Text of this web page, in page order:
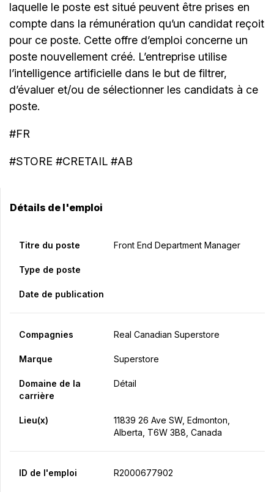
laquelle le poste est situé peuvent être prises en
compte dans la rémunération qu’un candidat reçoit
pour ce poste. Cette offre d’emploi concerne un
poste nouvellement créé. L’entreprise utilise
l’intelligence artificielle dans le but de filtrer,
d’évaluer et/ou de sélectionner les candidats à ce
poste.
#FR
#STORE #CRETAIL #AB
Détails de l'emploi
Titre du poste Front End Department Manager
Type de poste
Date de publication
Compagnies Real Canadian Superstore
Marque Superstore
Domaine de la
carrière
Détail
Lieu(x)
11839 26 Ave SW, Edmonton,
Alberta, T6W 3B8, Canada
ID de l'emploi R2000677902